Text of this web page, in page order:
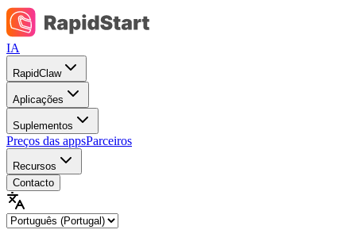
IA
RapidClaw
Aplicações
Suplementos
Preços das appsParceiros
Recursos
Contacto